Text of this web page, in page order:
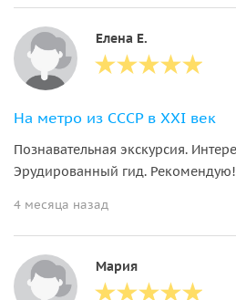
Елена Е.
На метро из СССР в XXI век
Познавательная экскурсия.
Эрудированный гид. Рекомендую!
4 месяца назад
Мария